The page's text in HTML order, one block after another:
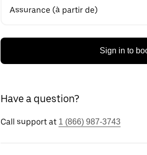
Assurance (à partir de)
Sign in to
Have a question?
Call support at 1 (866) 987-3743